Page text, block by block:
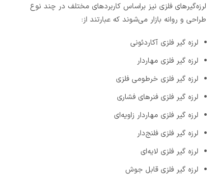
لرزه‌گیرهای فلزی نیز براساس کاربردهای مختلف در چند نوع
طراحی و روانه بازار می‌شوند که عبارتند از:
لرزه ‌گیر فلزی آکاردئونی
لرزه ‌گیر فلزی مهاردار
لرزه ‌گیر فلزی خرطومی فلزی
لرزه ‌گیر فلزی فنرهای فشاری
لرزه ‌گیر فلزی مهاردار زاویه‌ای
لرزه ‌گیر فلزی فلنج‌دار
لرزه ‌گیر فلزی لایه‌ای
لرزه ‌گیر فلزی قابل جوش